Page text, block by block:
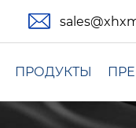
ПРОДУКТЫ